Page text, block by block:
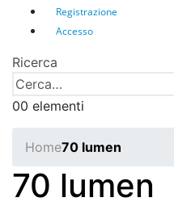
Registrazione
Accesso
Ricerca
00 elementi
Home70 lumen
70 lumen